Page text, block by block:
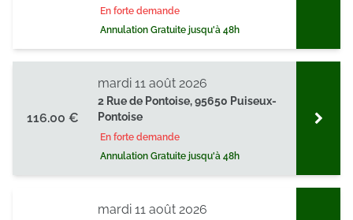
En forte demande
Annulation Gratuite jusqu'à 48h
116.00 €
2 Rue de Pontoise, 95650 Puiseux-
Pontoise
En forte demande
Annulation Gratuite jusqu'à 48h
mardi 11 août 2026
mardi 11 août 2026